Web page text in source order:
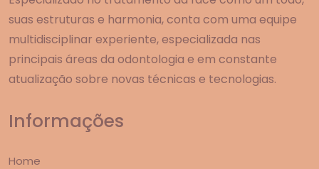
suas estruturas e harmonia, conta com uma equipe
multidisciplinar experiente, especializada nas
principais áreas da odontologia e em constante
atualização sobre novas técnicas e tecnologias.
Informações
Home